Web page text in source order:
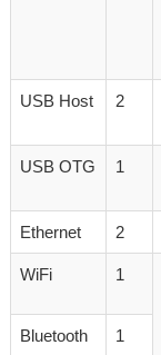
USB Host 2
USB OTG 1
Ethernet 2
WiFi 1
Bluetooth 1